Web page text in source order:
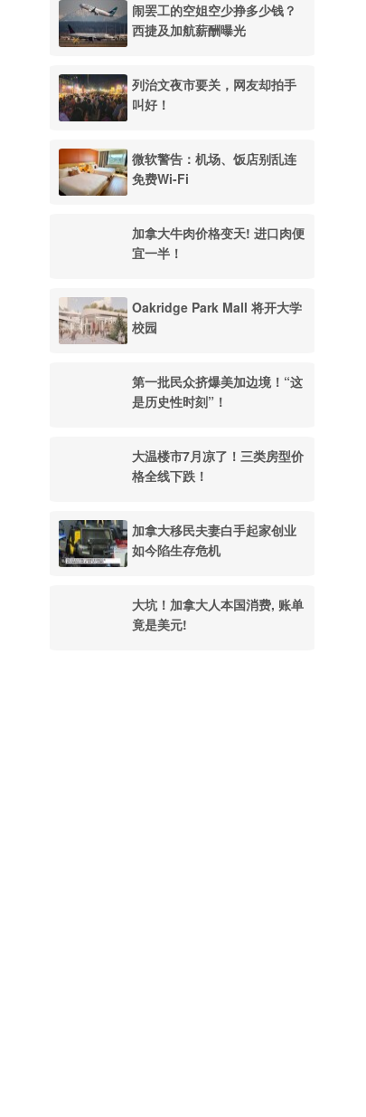
闹罢工的空姐空少挣多少钱？
西捷及加航薪酬曝光
列治文夜市要关，网友却拍手
叫好！
微软警告：机场、饭店别乱连
免费Wi-Fi
加拿大牛肉价格变天! 进口肉便
宜一半！
Oakridge Park Mall 将开大学
校园
第一批民众挤爆美加边境！“这
是历史性时刻”！
大温楼市7月凉了！三类房型价
格全线下跌！
加拿大移民夫妻白手起家创业
如今陷生存危机
大坑！加拿大人本国消费, 账单
竟是美元!